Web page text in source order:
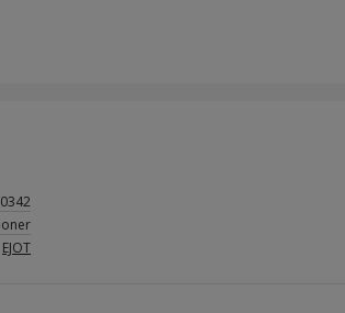
EJOT